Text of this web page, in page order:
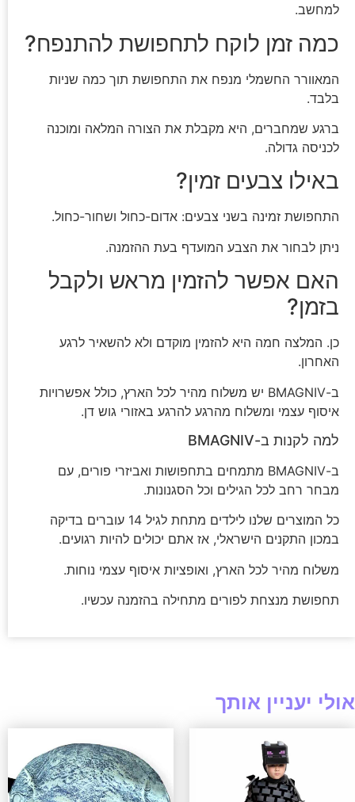
למחשב.
כמה זמן לוקח לתחפושת להתנפח?
המאוורר החשמלי מנפח את התחפושת תוך כמה שניות
בלבד.
ברגע שמחברים, היא מקבלת את הצורה המלאה ומוכנה
לכניסה גדולה.
באילו צבעים זמין?
התחפושת זמינה בשני צבעים: אדום-כחול ושחור-כחול.
ניתן לבחור את הצבע המועדף בעת ההזמנה.
האם אפשר להזמין מראש ולקבל
בזמן?
כן. המלצה חמה היא להזמין מוקדם ולא להשאיר לרגע
האחרון.
ב-BMAGNIV יש משלוח מהיר לכל הארץ, כולל אפשרויות
איסוף עצמי ומשלוח מהרגע להרגע באזורי גוש דן.
למה לקנות ב-BMAGNIV
ב-BMAGNIV מתמחים בתחפושות ואביזרי פורים, עם
מבחר רחב לכל הגילים וכל הסגנונות.
כל המוצרים שלנו לילדים מתחת לגיל 14 עוברים בדיקה
במכון התקנים הישראלי, אז אתם יכולים להיות רגועים.
משלוח מהיר לכל הארץ, ואופציות איסוף עצמי נוחות.
תחפושת מנצחת לפורים מתחילה בהזמנה עכשיו.
אולי יעניין אותך